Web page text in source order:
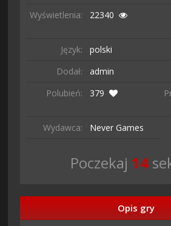
Wyświetlenia: 22340
Język:
polski
Dodał:
admin
Polubień:
379
Wydawca:
Never Games
Poczekaj 13
Opis gry